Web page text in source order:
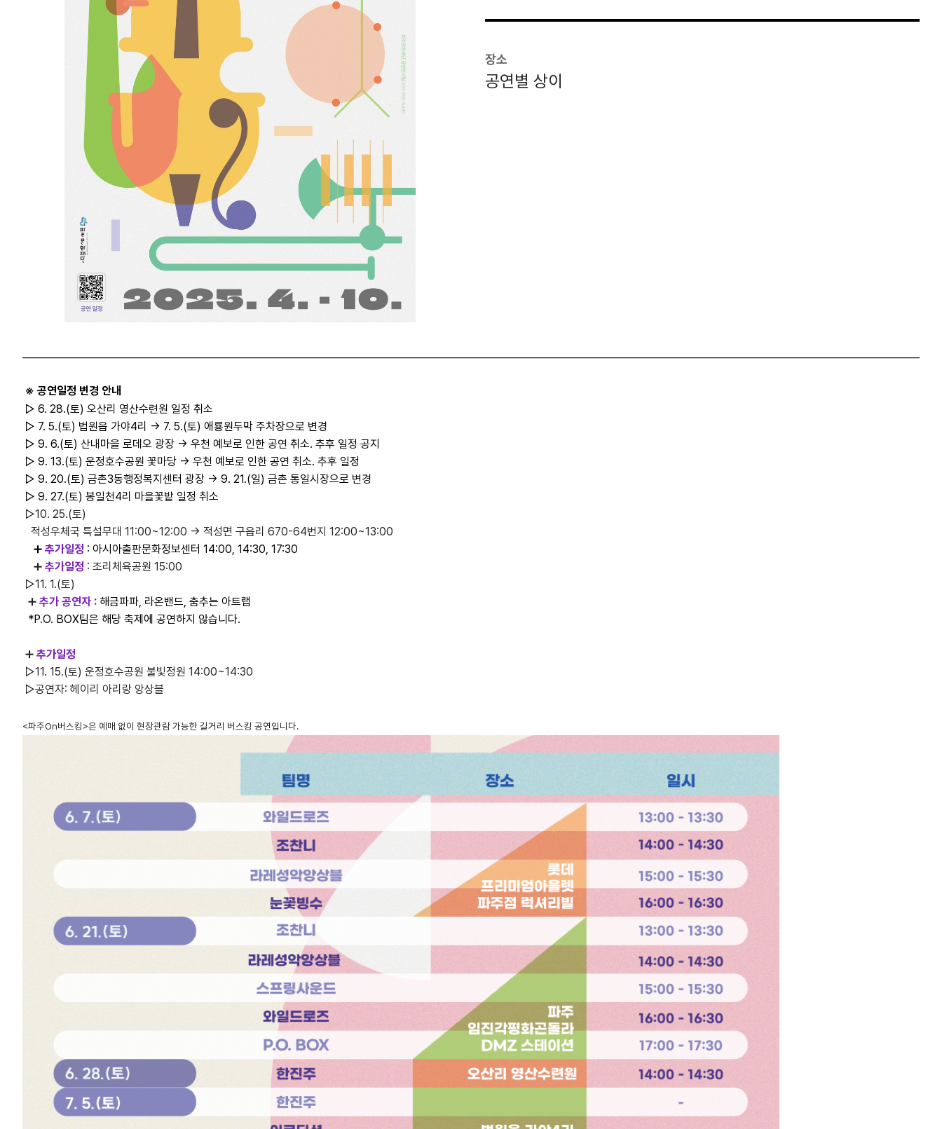
장소
공연별 상이
※ 공연일정 변경 안내
▷ 6. 28.(토) 오산리 영산수련원 일정 취소
▷ 7. 5.(토) 법원읍 가야4리 → 7. 5.(토) 애룡원두막 주차장으로 변경
▷ 9. 6.(토) 산내마을 로데오 광장 → 우천 예보로 인한 공연 취소. 추후 일정 공지
▷ 9. 13.(토) 운정호수공원 꽃마당 → 우천 예보로 인한 공연 취소. 추후 일정
▷ 9. 20.(토) 금촌3동행정복지센터 광장 → 9. 21.(일) 금촌 통일시장으로 변경
▷ 9. 27.(토) 봉일천4리 마을꽃밭 일정 취소
▷10. 25.(토)
적성우체국 특설무대 11:00~12:00 → 적성면 구읍리 670-64번지 12:00~13:00
➕ 추가일정 : 아시아출판문화정보센터 14:00, 14:30, 17:30
➕ 추가일정 : 조리체육공원 15:00
▷11. 1.(토)
➕ 추가 공연자 : 해금파파, 라온밴드, 춤추는 아트랩
*P.O. BOX팀은 해당 축제에 공연하지 않습니다.
➕ 추가일정
▷11. 15.(토) 운정호수공원 불빛정원 14:00~14:30
▷공연자: 헤이리 아리랑 앙상블
<파주On버스킹>은 예매 없이 현장관람 가능한 길거리 버스킹 공연입니다.